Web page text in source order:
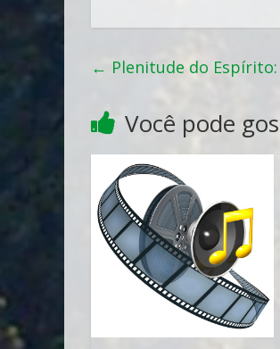
← Plenitude do
Você pode